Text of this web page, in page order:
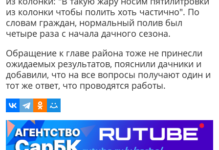
из колонки чтобы полить хоть частично". По
словам граждан, нормальный полив был
четыре раза с начала дачного сезона.
Обращение к главе района тоже не принесли
ожидаемых результатов, пояснили дачники и
добавили, что на все вопросы получают один и
тот же ответ, что проводятся работы.